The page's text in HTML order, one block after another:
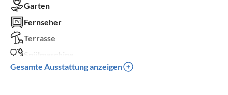
Garten
Fernseher
Terrasse
Spülmaschine
Waschmaschine
Gesamte Ausstattung anzeigen